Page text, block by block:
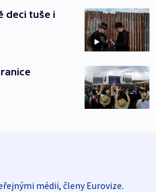
deci tuše i
médii, členy Eurovize.